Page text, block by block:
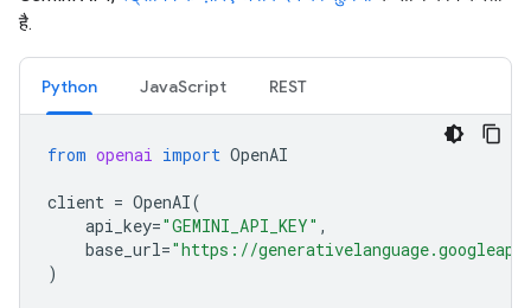
है.
Python JavaScript REST
from openai import OpenAI
client = OpenAI(
api_key="GEMINI_API_KEY" ,
base_url="https://
)